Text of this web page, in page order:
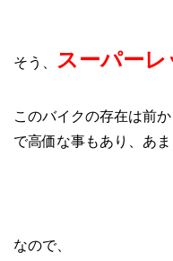
そう、 スーパーレ
このバイクの存在は前
で高価な事もあり、あ
なので、